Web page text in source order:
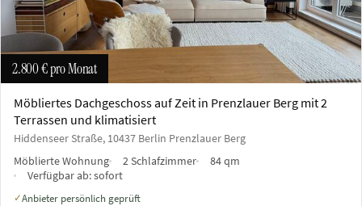
2.800 €pro Monat
Möbliertes Dachgeschoss auf Zeit in Prenzlauer Berg mit 2
Terrassen und klimatisiert
Hiddenseer Straße, 10437 Berlin Prenzlauer Berg
Möblierte Wohnung
2 Schlafzimmer
84 qm
Verfügbar ab:sofort
✓Anbieter persönlich geprüft